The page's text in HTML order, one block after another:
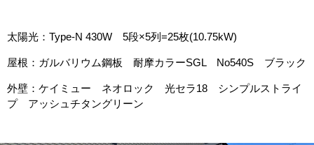
太陽光：Type-N 430W 5段×5列=25枚(10.75kW)
屋根：ガルバリウム鋼板 耐摩カラーSGL No540S ブラック
外壁：ケイミュー ネオロック 光セラ18 シンプルストライ
プ アッシュチタングリーン